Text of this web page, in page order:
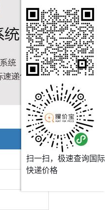
扫一扫，极速查询国际
快递价格